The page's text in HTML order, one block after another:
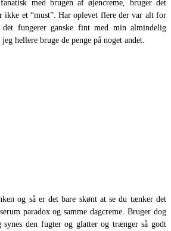
med brugen af øjencreme, bruger det
ikke et “must”. Har oplevet flere der var alt for
det fungerer ganske fint med min almindelig
hellere bruge de penge på noget andet.
og så er det bare skønt at se du tænker det
paradox og samme dagcreme. Bruger dog
synes den fugter og glatter og trænger så godt